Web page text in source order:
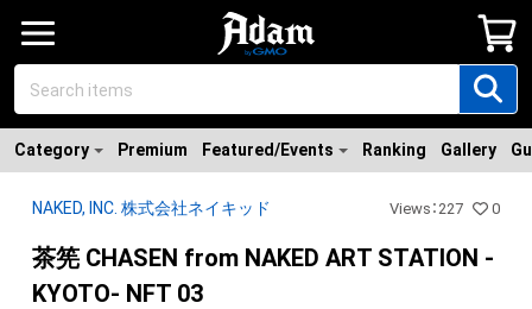
Category Premium Featured/Events Ranking Gallery
NAKED, INC. 株式会社ネイキッド Views ：227 0
茶筅 CHASEN from NAKED ART STATION -
KYOTO- NFT 03